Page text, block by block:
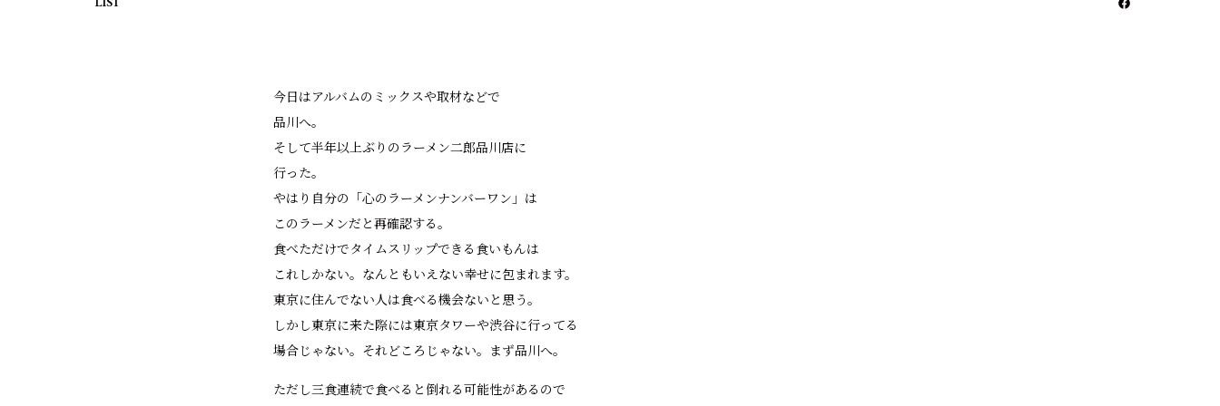
今日はアルバムのミックスや取材などで
品川へ。
そして半年以上ぶりのラーメン二郎品川店に
行った。
やはり自分の「心のラーメンナンバーワン」は
このラーメンだと再確認する。
食べただけでタイムスリップできる食いもんは
これしかない。なんともいえない幸せに包まれます。
東京に住んでない人は食べる機会ないと思う。
しかし東京に来た際には東京タワーや渋谷に行ってる
場合じゃない。それどころじゃない。まず品川へ。
ただし三食連続で食べると倒れる可能性があるので